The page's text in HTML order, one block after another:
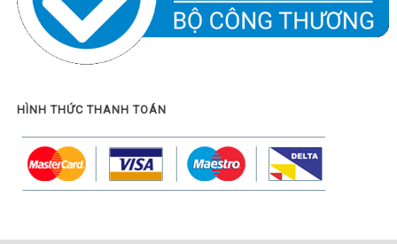
HÌNH THỨC THANH TOÁN